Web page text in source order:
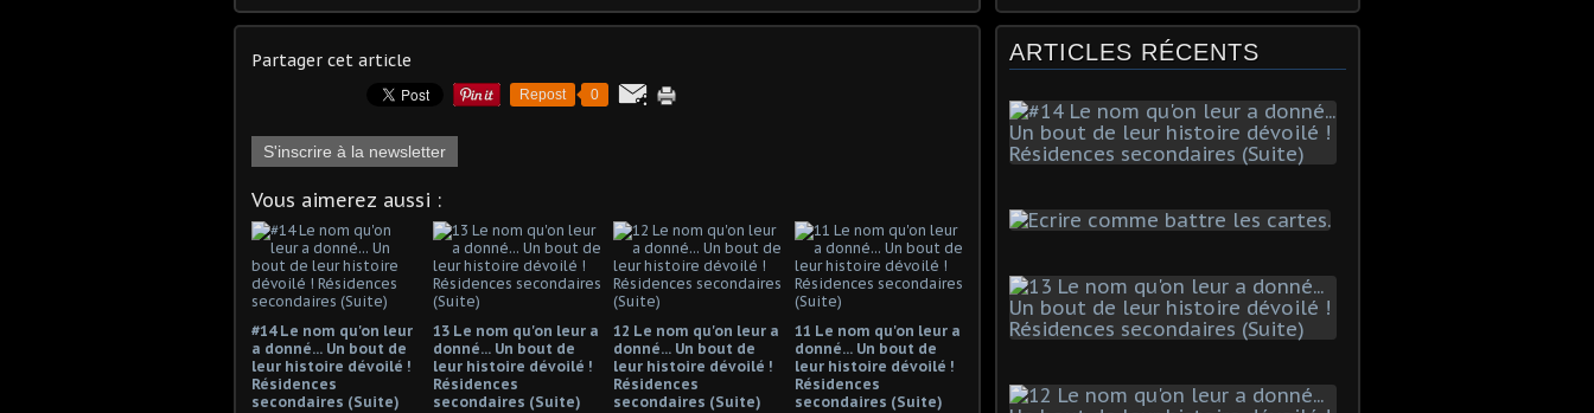
Partager cet article
Repost 0
S'inscrire à la newsletter
Vous aimerez aussi :
#14 Le nom qu'on leur
a donné... Un bout de
leur histoire dévoilé !
Résidences
secondaires (Suite)
13 Le nom qu'on leur a
donné... Un bout de
leur histoire dévoilé !
Résidences
secondaires (Suite)
12 Le nom qu'on leur a
donné... Un bout de
leur histoire dévoilé !
Résidences
secondaires (Suite)
11 Le nom qu'on leur a
donné... Un bout de
leur histoire dévoilé !
Résidences
secondaires (Suite)
ARTICLES RÉCENTS